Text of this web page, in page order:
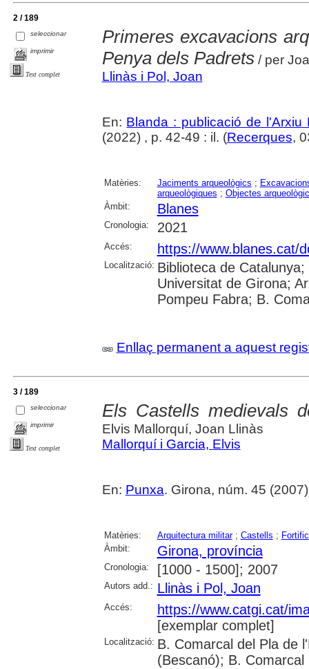
2 / 189
seleccionar
imprimir
Text complet
Primeres excavacions
Penya dels Padrets/ per
Llinàs i Pol, Joan
En: Blanda : publicació de l'Arxiu
(2022) , p. 42-49 : il. (Recerques,
Matèries: Jaciments arqueològics ;
arqueològiques ; Objectes
Àmbit:
Blanes
Cronologia: 2021
Accés: https://www.blanes.cat/
Localització: Biblioteca de
Universitat de Girona;
Pompeu Fabra; B.
Enllaç permanent a aquest
3 / 189
seleccionar
imprimir
Text complet
Els Castells medievals
Elvis Mallorquí, Joan Llinàs
Mallorquí i Garcia, Elvis
En: Punxa. Girona, núm. 45
Matèries: Arquitectura militar; Castells ;
Àmbit:
Girona, província
Cronologia: [1000 - 1500]; 2007
Autors add.: Llinàs i Pol, Joan
Accés:
https://www.catgi.cat/
[exemplar complet]
Localització: B. Comarcal del Pla de
(Bescanó); B.